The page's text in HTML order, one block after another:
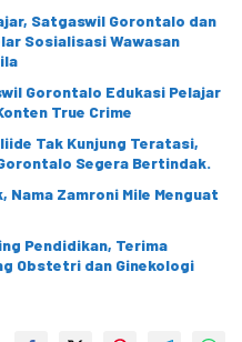
Satgaswil Gorontalo dan
Sosialisasi Wawasan
Gorontalo Edukasi Pelajar
True Crime
Tak Kunjung Teratasi,
Segera Bertindak.
Nama Zamroni Mile Menguat
Pendidikan, Terima
Obstetri dan Ginekologi